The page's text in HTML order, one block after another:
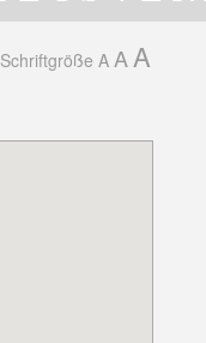
Schriftgröße A A A